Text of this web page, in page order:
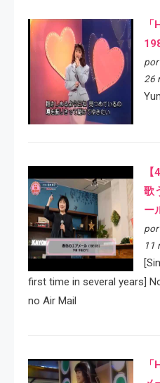
por
26
歌
ー
por
11
first time in several years]
no Air Mail